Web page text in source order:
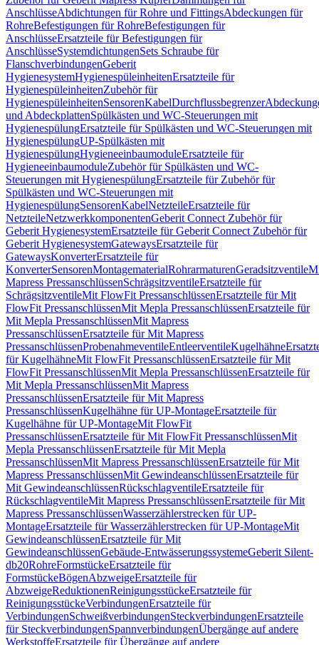
AnschlüsseAbdichtungen für Rohre und FittingsAbdeckungen für
RohreBefestigungen für RohreBefestigungen für
AnschlüsseErsatzteile für Befestigungen für
AnschlüsseSystemdichtungenSets Schraube für
FlanschverbindungenGeberit
HygienesystemHygienespüleinheitenErsatzteile für
HygienespüleinheitenZubehör für
HygienespüleinheitenSensorenKabelDurchflussbegrenzer
und AbdeckplattenSpülkästen und WC-Steuerungen mit
HygienespülungErsatzteile für Spülkästen und WC-Steuerungen mit
HygienespülungUP-Spülkästen mit
HygienespülungHygieneeinbaumoduleErsatzteile für
HygieneeinbaumoduleZubehör für Spülkästen und WC-
Steuerungen mit HygienespülungErsatzteile für Zubehör für
Spülkästen und WC-Steuerungen mit
HygienespülungSensorenKabelNetzteileErsatzteile für
NetzteileNetzwerkkomponentenGeberit Connect Zubehör für
Geberit HygienesystemErsatzteile für Geberit Connect Zubehör für
Geberit HygienesystemGatewaysErsatzteile für
GatewaysKonverterErsatzteile für
KonverterSensorenMontagematerialRohrarmaturenGeradsitzventile
Mapress PressanschlüssenSchrägsitzventileErsatzteile für
SchrägsitzventileMit FlowFit PressanschlüssenErsatzteile für Mit
FlowFit PressanschlüssenMit Mepla PressanschlüssenErsatzteile für
Mit Mepla PressanschlüssenMit Mapress
PressanschlüssenErsatzteile für Mit Mapress
PressanschlüssenProbenahmeventileEntleerventileKugelhähne
für KugelhähneMit FlowFit PressanschlüssenErsatzteile für Mit
FlowFit PressanschlüssenMit Mepla PressanschlüssenErsatzteile für
Mit Mepla PressanschlüssenMit Mapress
PressanschlüssenErsatzteile für Mit Mapress
PressanschlüssenKugelhähne für UP-MontageErsatzteile für
Kugelhähne für UP-MontageMit FlowFit
PressanschlüssenErsatzteile für Mit FlowFit PressanschlüssenMit
Mepla PressanschlüssenErsatzteile für Mit Mepla
PressanschlüssenMit Mapress PressanschlüssenErsatzteile für Mit
Mapress PressanschlüssenMit GewindeanschlüssenErsatzteile für
Mit GewindeanschlüssenRückschlagventileErsatzteile für
RückschlagventileMit Mapress PressanschlüssenErsatzteile für Mit
Mapress PressanschlüssenWasserzählerstrecken für UP-
MontageErsatzteile für Wasserzählerstrecken für UP-MontageMit
GewindeanschlüssenErsatzteile für Mit
GewindeanschlüssenGebäude-EntwässerungssystemeGeberit Silent-
db20RohreFormstückeErsatzteile für
FormstückeBögenAbzweigeErsatzteile für
AbzweigeReduktionenReinigungsstückeErsatzteile für
ReinigungsstückeVerbindungenErsatzteile für
VerbindungenSchweißverbindungenSteckverbindungenErsatzteile
für SteckverbindungenSpannverbindungenÜbergänge auf andere
WerkstoffeErsatzteile für Übergänge auf andere